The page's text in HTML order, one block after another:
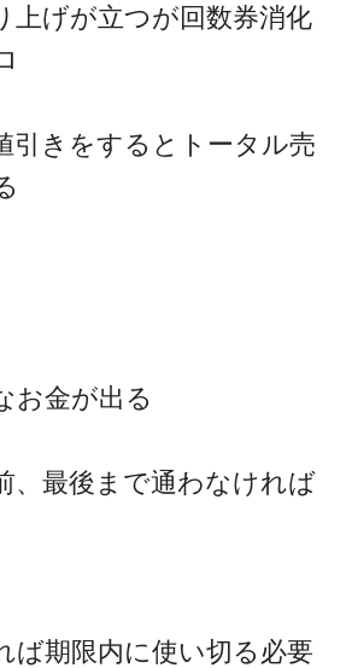
上げが立つが回数券消化
引きをするとトータル売
お金が出る
、最後まで通わなければ
ば期限内に使い切る必要